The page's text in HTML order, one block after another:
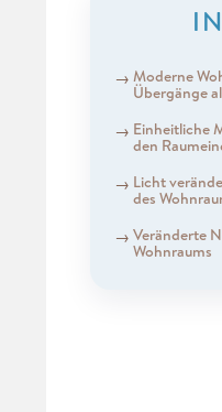
Moderne
Übergänge
Einheitliche
den
Licht
des
Veränderte
Wohnraums